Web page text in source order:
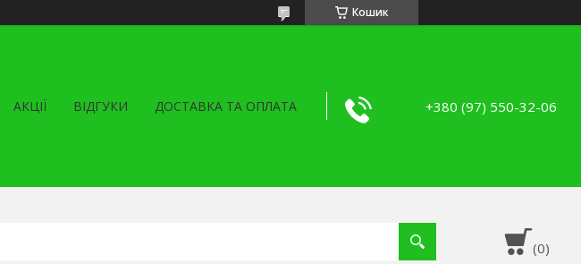
Кошик
АКЦІЇ ВІДГУКИ ДОСТАВКА ТА ОПЛАТА +380 (97) 550-32-06